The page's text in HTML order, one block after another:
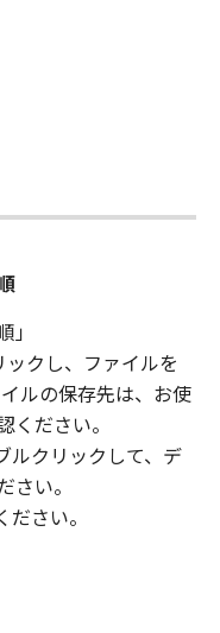
」
クし、ファイルを
ルの保存先は、お使
ください。
ルクリックして、デ
い。
さい。